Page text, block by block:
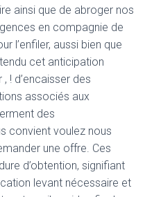
ainsi que de abroger nos
en compagnie de
l’enfiler, aussi bien que
cet anticipation
! d’encaisser des
associés aux
des
convient voulez nous
une offre. Ces
d’obtention, signifiant
levant nécessaire et